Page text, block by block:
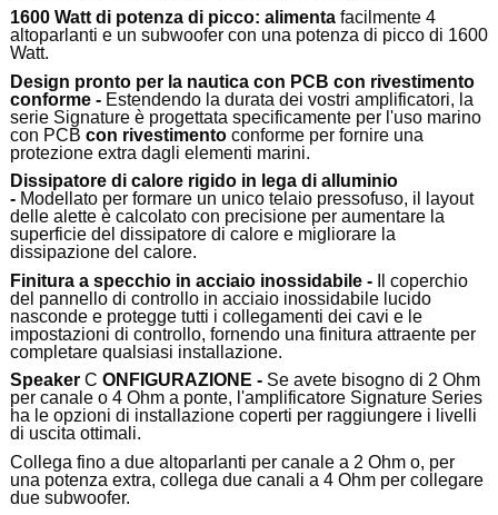
1600 Watt di potenza di picco: alimenta facilmente 4
altoparlanti e un subwoofer con una potenza di picco di 1600
Watt.
Design pronto per la nautica con PCB con rivestimento
conforme - Estendendo la durata dei vostri amplificatori, la
serie Signature è progettata specificamente per l'uso marino
con PCB con rivestimento conforme per fornire una
protezione extra dagli elementi marini.
Dissipatore di calore rigido in lega di alluminio
- Modellato per formare un unico telaio pressofuso, il layout
delle alette è calcolato con precisione per aumentare la
superficie del dissipatore di calore e migliorare la
dissipazione del calore.
Finitura a specchio in acciaio inossidabile - Il coperchio
del pannello di controllo in acciaio inossidabile lucido
nasconde e protegge tutti i collegamenti dei cavi e le
impostazioni di controllo, fornendo una finitura attraente per
completare qualsiasi installazione.
Speaker C ONFIGURAZIONE - Se avete bisogno di 2 Ohm
per canale o 4 Ohm a ponte, l'amplificatore Signature Series
ha le opzioni di installazione coperti per raggiungere i livelli
di uscita ottimali.
Collega fino a due altoparlanti per canale a 2 Ohm o, per
una potenza extra, collega due canali a 4 Ohm per collegare
due subwoofer.